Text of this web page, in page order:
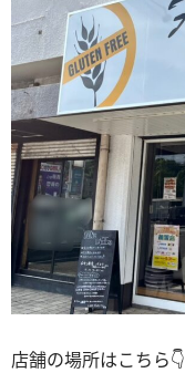
店舗の場所はこちら👇